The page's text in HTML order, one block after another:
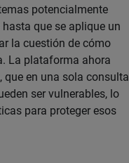
potencialmente
que se aplique un
la cuestión de cómo
La plataforma ahora
que en una sola consulta
ser vulnerables, lo
para proteger esos